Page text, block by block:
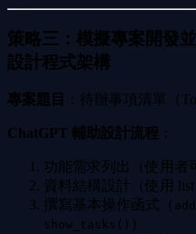
策略三：模擬專案開發
設計程式架構
專案題目 ：待辦事項清單（
ChatGPT 輔助設計流程 ：
功能需求列出（使用者
資料結構設計（使用 list
撰寫基本操作函式（
show_tasks() ）